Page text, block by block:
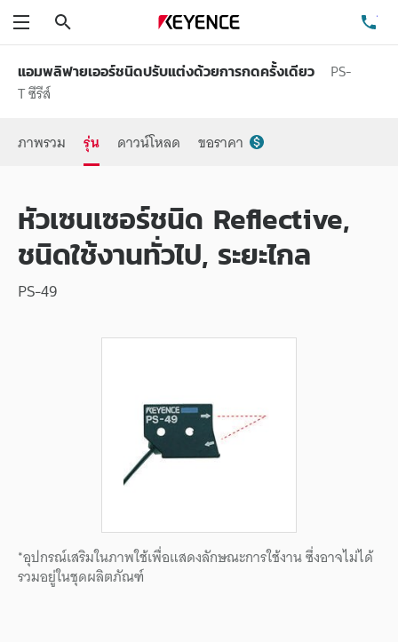
แอมพลิฟายเออร์ชนิดปรับแต่งด้วยการกดครั้งเดียว
PS-
T ซีรีส์
ภาพรวม
รุ่น ดาวน์โหลด ขอราคา
หัวเซนเซอร์ชนิด Reflective,
ชนิดใช้งานทั่วไป, ระยะไกล
PS-49
*อุปกรณ์เสริมในภาพใช้เพื่อแสดงลักษณะการใช้งาน ซึ่งอาจไม่ได้
รวมอยู่ในชุดผลิตภัณฑ์